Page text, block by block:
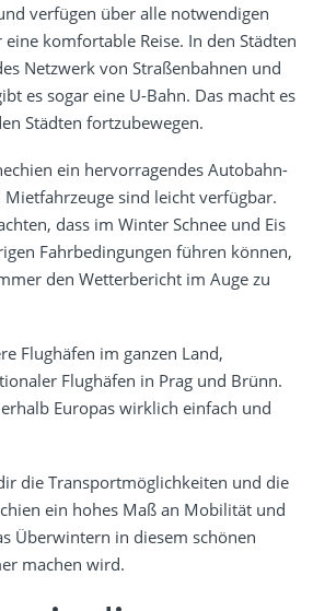
verfügen über alle notwendigen
komfortable Reise. In den Städten
Netzwerk von Straßenbahnen und
es sogar eine U-Bahn. Das macht es
Städten fortzubewegen.
ein hervorragendes Autobahn-
sind leicht verfügbar.
dass im Winter Schnee und Eis
Fahrbedingungen führen können,
den Wetterbericht im Auge zu
Flughäfen im ganzen Land,
Flughäfen in Prag und Brünn.
Europas wirklich einfach und
die Transportmöglichkeiten und die
ein hohes Maß an Mobilität und
Überwintern in diesem schönen
machen wird.